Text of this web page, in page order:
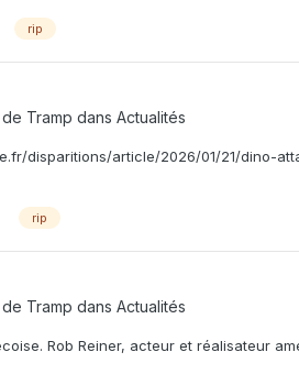
rip
Tramp dans Actualités
disparitions/article/2026/01/21/dino-
rip
Tramp dans Actualités
Rob Reiner, acteur et réalisateur